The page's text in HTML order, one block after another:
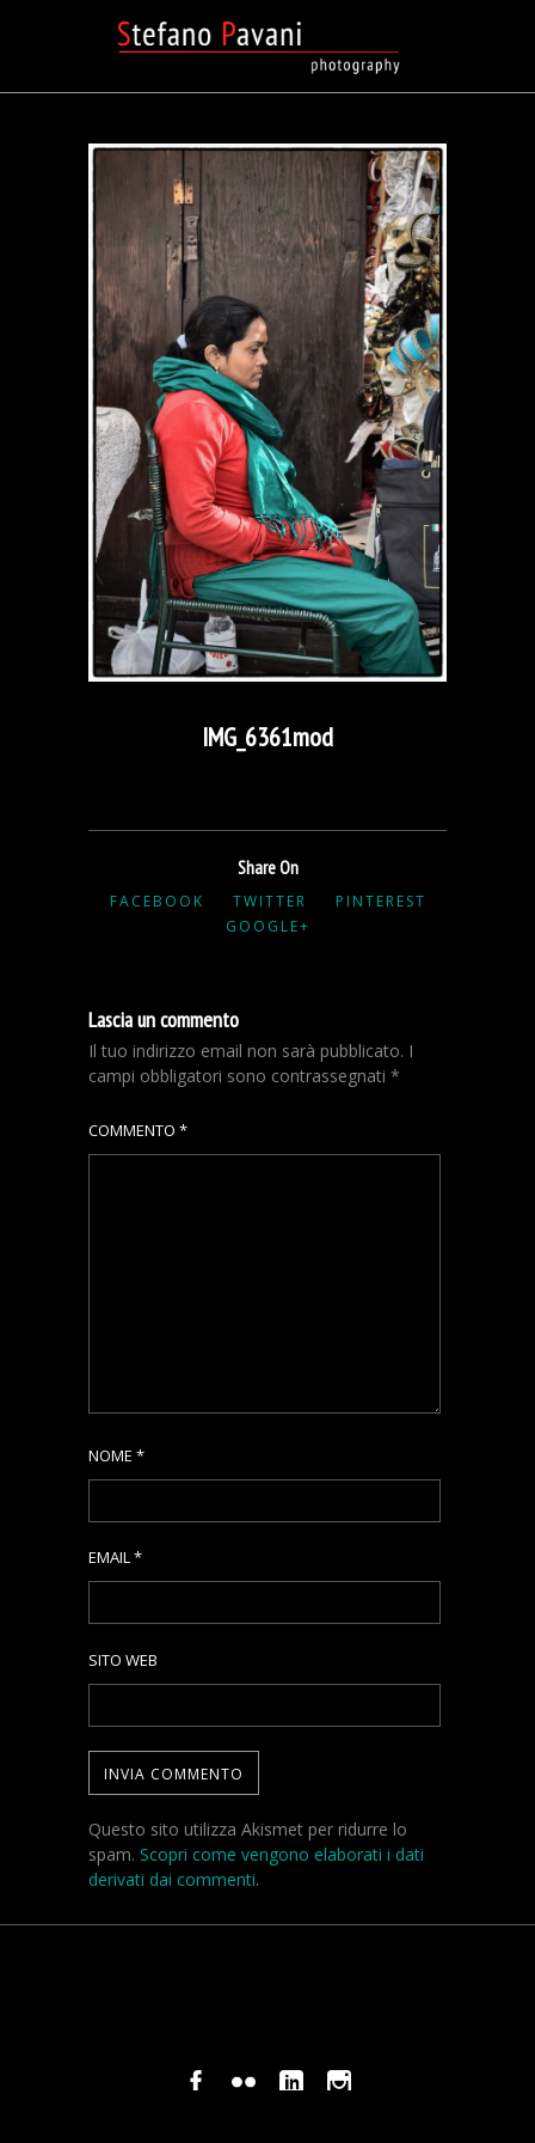
IMG_6361mod
Share On
FACEBOOK TWITTER
PINTEREST
GOOGLE+
Lascia un commento
Il tuo indirizzo email non sarà pubblicato. I
campi obbligatori sono contrassegnati *
COMMENTO *
NOME *
EMAIL*
SITO WEB
Questo sito utilizza Akismet per ridurre lo
spam. Scopri come vengono elaborati i dati
derivati dai commenti.